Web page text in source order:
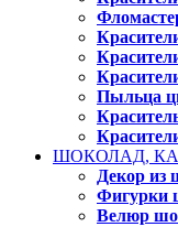
Пыльца
ШОКОЛАД,
Декор из
Фигурки
Велюр